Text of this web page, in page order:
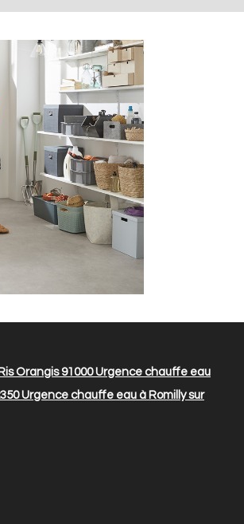
Orangis 91000Urgence chauffe eau
Urgence chauffe eau à Romilly sur